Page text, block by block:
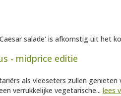
salade' is afkomstig uit het
- midprice editie
als vleeseters zullen
verrukkelijke vegetarische... lees